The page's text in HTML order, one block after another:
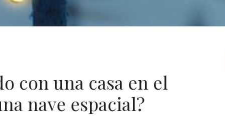
con una casa en el
nave espacial?